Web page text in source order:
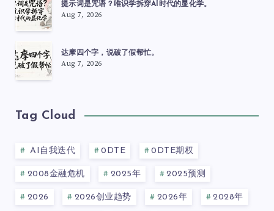
提示词是咒语？唯识学拆穿AI时代的显化学。
Aug 7, 2026
达摩四个字，说破了假帮忙。
Aug 7, 2026
Tag Cloud
AI自我迭代 0DTE 0DTE期权
2008金融危机 2025年 2025预测
2026 2026创业趋势 2026年 2028年